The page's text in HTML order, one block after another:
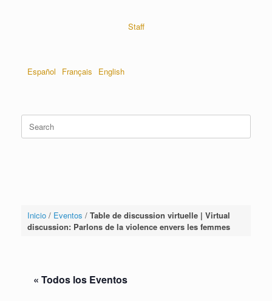
Staff
Español Français English
Inicio/ Eventos / Table de discussion virtuelle | Virtual
discussion: Parlons de la violence envers les femmes
« Todos los Eventos